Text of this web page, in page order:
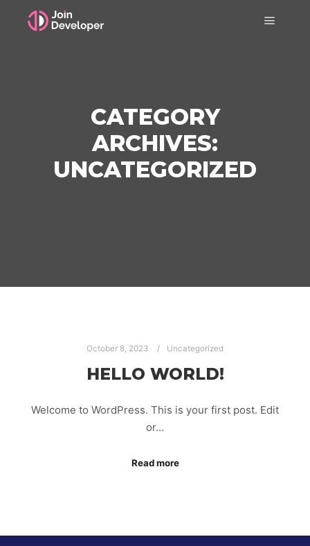
CATEGORY
ARCHIVES:
UNCATEGORIZED
October 8, 2023 Uncategorized
HELLO WORLD!
Welcome to WordPress. This is your first post. Edit
or…
Read more